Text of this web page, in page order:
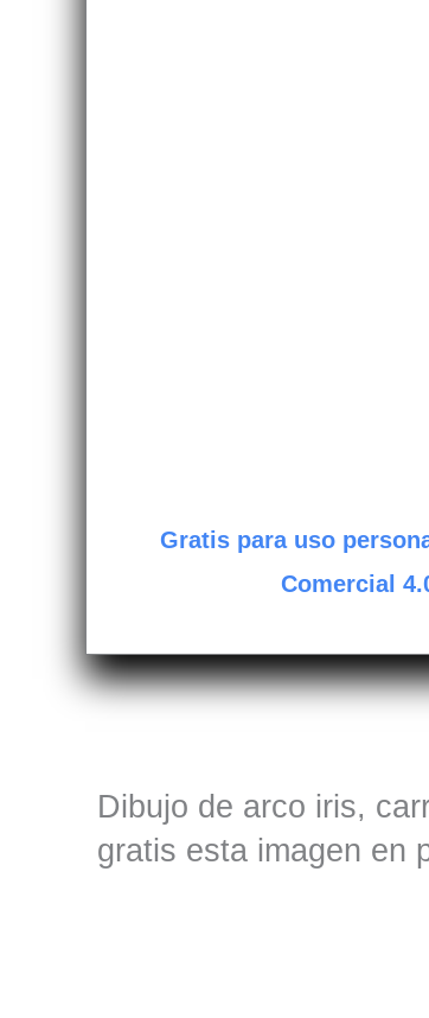
Gratis para uso
Comercial
Dibujo de arco iris,
gratis esta imagen en